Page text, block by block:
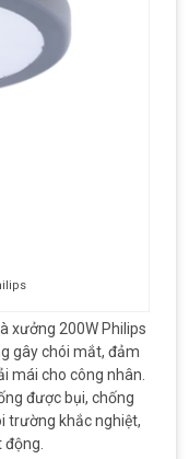
xưởng 200W Philips
gây chói mắt, đảm
mái cho công nhân.
được bụi, chống
trường khắc nghiệt,
động.